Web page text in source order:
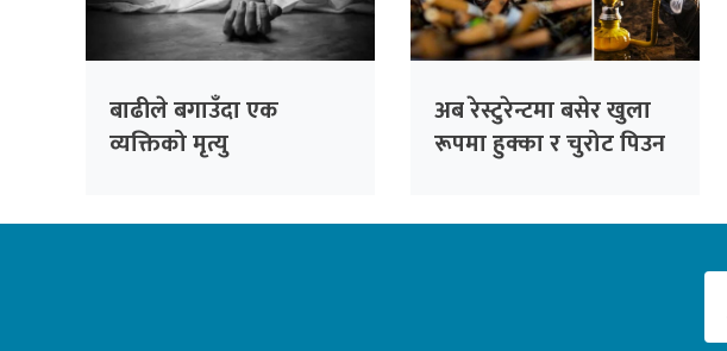
बाढीले बगाउँदा एक
व्यक्तिको मृत्यु
अब रेस्टुरेन्टमा बसेर खुला
रूपमा हुक्का र चुरोट पिउन